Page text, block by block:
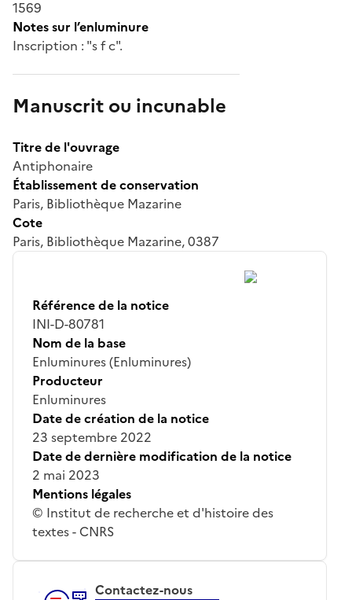
1569
Notes sur l’enluminure
Inscription : "s f c".
Manuscrit ou incunable
Titre de l'ouvrage
Antiphonaire
Établissement de conservation
Paris, Bibliothèque Mazarine
Cote
Paris, Bibliothèque Mazarine, 0387
Référence de la notice
INI-D-80781
Nom de la base
Enluminures (Enluminures)
Producteur
Enluminures
Date de création de la notice
23 septembre 2022
Date de dernière modification de la notice
2 mai 2023
Mentions légales
© Institut de recherche et d'histoire des
textes - CNRS
Contactez-nous